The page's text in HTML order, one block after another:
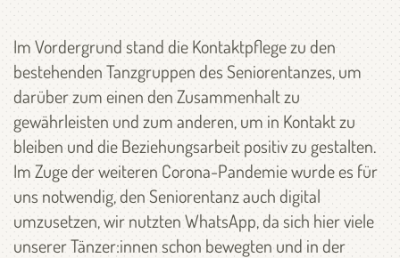
Im Vordergrund stand die Kontaktpflege zu den
bestehenden Tanzgruppen des Seniorentanzes, um
darüber zum einen den Zusammenhalt zu
gewährleisten und zum anderen, um in Kontakt zu
bleiben und die Beziehungsarbeit positiv zu gestalten.
Im Zuge der weiteren Corona-Pandemie wurde es für
uns notwendig, den Seniorentanz auch digital
umzusetzen, wir nutzten WhatsApp, da sich hier viele
unserer Tänzer:innen schon bewegten und in der